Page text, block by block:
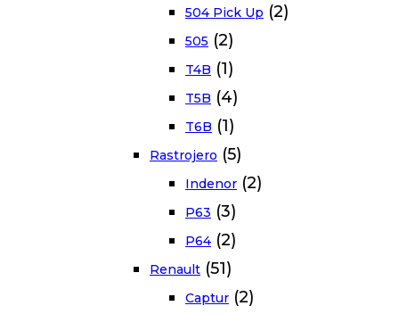
504 Pick Up (2)
505 (2)
T4B (1)
T5B (4)
T6B (1)
Rastrojero (5)
Indenor (2)
P63 (3)
P64 (2)
Renault (51)
Captur (2)